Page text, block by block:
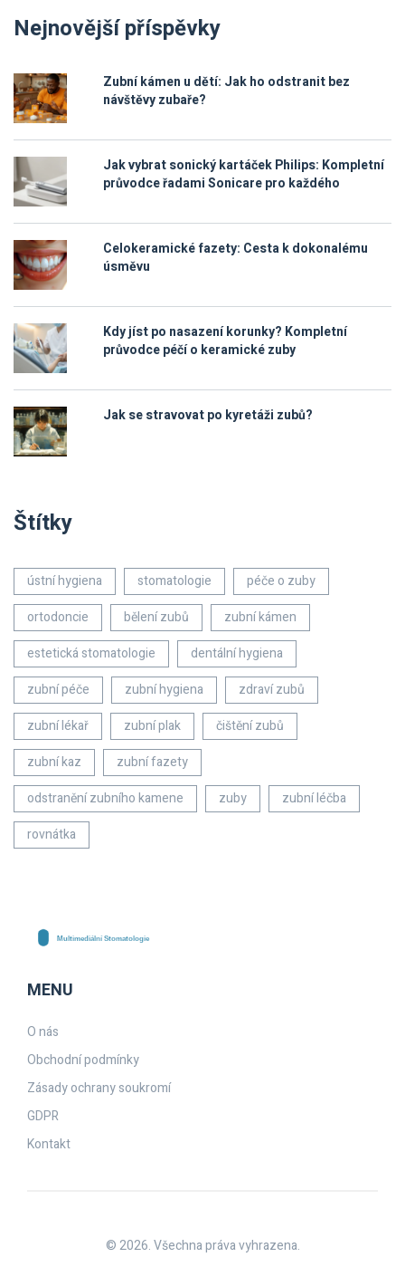
Nejnovější příspěvky
Zubní kámen u dětí: Jak ho odstranit bez
návštěvy zubaře?
Jak vybrat sonický kartáček Philips: Kompletní
průvodce řadami Sonicare pro každého
Celokeramické fazety: Cesta k dokonalému
úsměvu
Kdy jíst po nasazení korunky? Kompletní
průvodce péčí o keramické zuby
Jak se stravovat po kyretáži zubů?
Štítky
ústní hygiena stomatologie
péče o zuby
ortodoncie
bělení zubů
zubní kámen
estetická stomatologie
dentální hygiena
zubní péče
zubní hygiena
zdraví zubů
zubní lékař
zubní plak
čištění zubů
zubní kaz
zubní fazety
odstranění zubního kamene
zuby
zubní léčba
rovnátka
MENU
O nás
Obchodní podmínky
Zásady ochrany soukromí
GDPR
Kontakt
© 2026. Všechna práva vyhrazena.